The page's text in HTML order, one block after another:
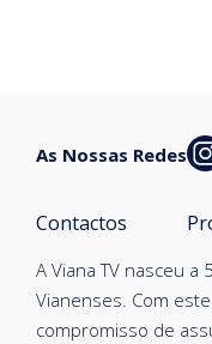
A Viana TV nasceu
Vianenses. Com
compromisso de
Contactos
As Nossas Redes